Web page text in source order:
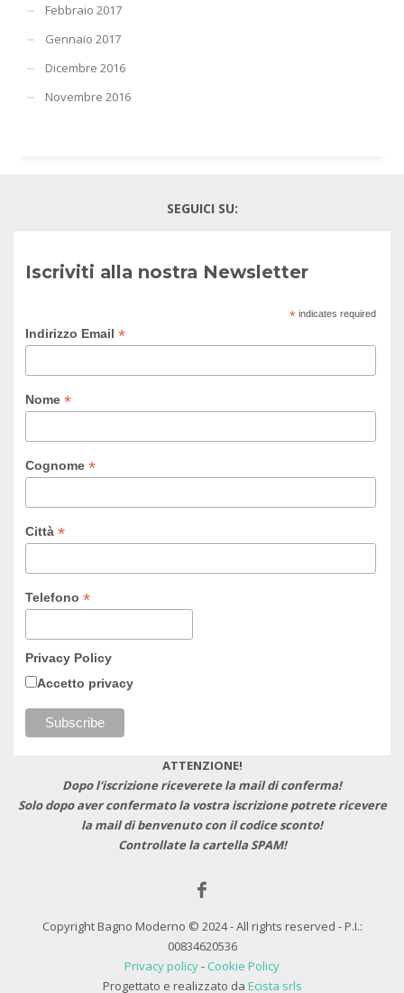
Febbraio 2017
Gennaio 2017
Dicembre 2016
Novembre 2016
SEGUICI SU:
Iscriviti alla nostra Newsletter
*indicates required
Indirizzo Email *
Nome *
Cognome *
Città *
Telefono *
Privacy Policy
Accetto privacy
ATTENZIONE!
Dopo l'iscrizione riceverete la mail di conferma!
Solo dopo aver confermato la vostra iscrizione potrete ricevere
la mail di benvenuto con il codice sconto!
Controllate la cartella SPAM!
Copyright Bagno Moderno © 2024 - All rights reserved - P.I.:
00834620536
Privacy policy- Cookie Policy
Progettato e realizzato da Ecista srls